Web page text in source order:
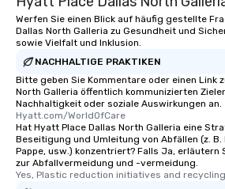
Werfen Sie einen Blick auf häufig gestellte
Dallas North Galleria zu Gesundheit und
sowie Vielfalt und Inklusion.
NACHHALTIGE PRAKTIKEN
Bitte geben Sie Kommentare oder einen Link
North Galleria öffentlich kommunizierten
Nachhaltigkeit oder soziale Auswirkungen an.
Hyatt.com/WorldOfCare
Hat Hyatt Place Dallas North Galleria eine
Beseitigung und Umleitung von Abfällen (z. B.
Pappe, usw.) konzentriert? Falls Ja,
zur Abfallvermeidung und -vermeidung.
Yes, Plastic reduction initiatives and